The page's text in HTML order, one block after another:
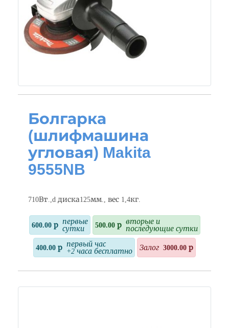
Болгарка
(шлифмашина
угловая) Makita
9555NB
710Вт.,d диска125мм., вес 1,4кг.
600.00 р первые
сутки
500.00 р вторые и
последующие сутки
400.00 р первый час
+2 часа бесплатно
Залог 3000.00 р